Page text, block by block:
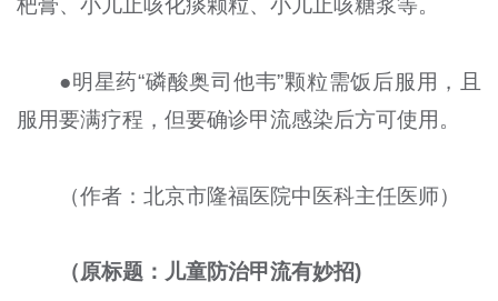
杷膏、小儿止咳化痰颗粒、小儿止咳糖浆等。
●明星药“磷酸奥司他韦”颗粒需饭后服用，且
服用要满疗程，但要确诊甲流感染后方可使用。
（作者：北京市隆福医院中医科主任医师）
（原标题：儿童防治甲流有妙招)